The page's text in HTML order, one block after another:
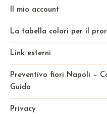
Il mio account
La tabella colori per il
Link esterni
Preventivo fiori Napoli –
Guida
Privacy